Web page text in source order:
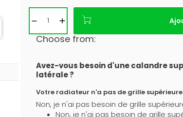
Choose from:
Avez-vous besoin d'une calandre
latérale ?
Votre radiateur n'a pas de grille
Non, je n'ai pas besoin de grille
Non, je n'ai pas besoin de grille